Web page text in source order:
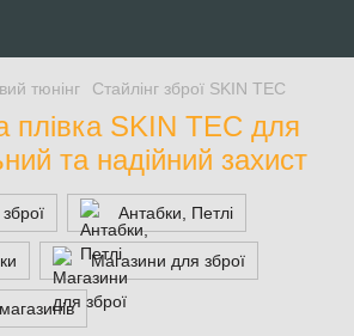
тюнінг Стайлінг зброї SKIN TEC
SKIN TEC для
та надійний захист
Антабки, Петлі
Магазини для зброї